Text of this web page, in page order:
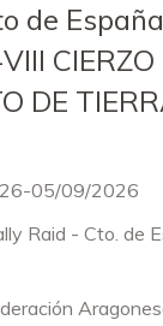
de
CIERZO
DE
05/09/2026
Raid - Cto. de